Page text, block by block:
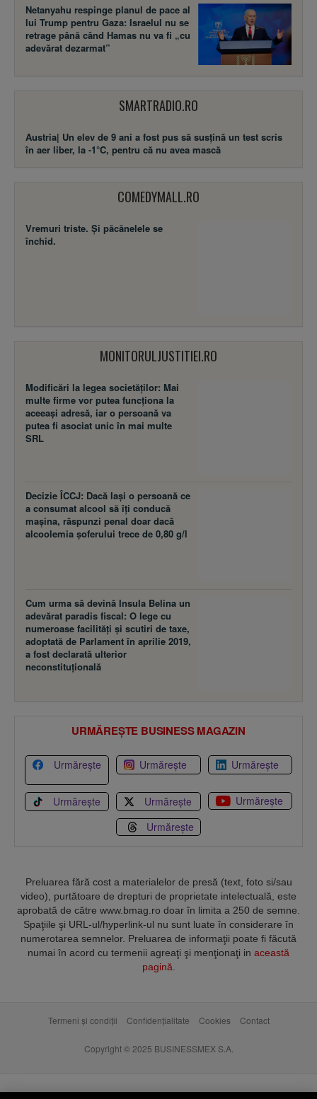
Netanyahu respinge planul de pace al
lui Trump pentru Gaza: Israelul nu se
retrage până când Hamas nu va fi „cu
adevărat dezarmat”
SMARTRADIO.RO
Austria| Un elev de 9 ani a fost pus să susţină un test scris
în aer liber, la -1°C, pentru că nu avea mască
COMEDYMALL.RO
Vremuri triste. Şi păcănelele se
închid.
MONITORULJUSTITIEI.RO
Modificări la legea societăţilor: Mai
multe firme vor putea funcţiona la
aceeaşi adresă, iar o persoană va
putea fi asociat unic în mai multe
SRL
Decizie ÎCCJ: Dacă laşi o persoană ce
a consumat alcool să îţi conducă
maşina, răspunzi penal doar dacă
alcoolemia şoferului trece de 0,80 g/l
Cum urma să devină Insula Belina un
adevărat paradis fiscal: O lege cu
numeroase facilităţi şi scutiri de taxe,
adoptată de Parlament în aprilie 2019,
a fost declarată ulterior
neconstituţională
URMĂREȘTE BUSINESS MAGAZIN
Urmărește Urmărește Urmărește
Urmărește Urmărește
Urmărește
Urmărește
Preluarea fără cost a materialelor de presă (text, foto si/sau
video), purtătoare de drepturi de proprietate intelectuală, este
aprobată de către www.bmag.ro doar în limita a 250 de semne.
Spaţiile şi URL-ul/hyperlink-ul nu sunt luate în considerare în
numerotarea semnelor. Preluarea de informaţii poate fi făcută
numai în acord cu termenii agreaţi şi menţionaţi in această
pagină
Termeni și condiții Confidențialitate Cookies Contact
Copyright © 2025 BUSINESSMEX S.A.